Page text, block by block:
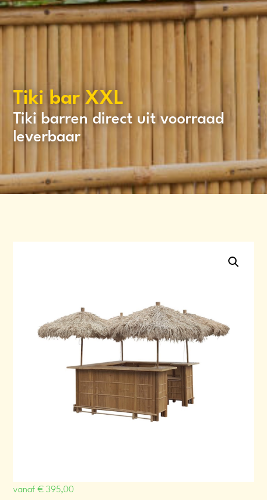
Tiki bar XXL
Tiki barren direct uit voorraad
leverbaar
vanaf € 395,00